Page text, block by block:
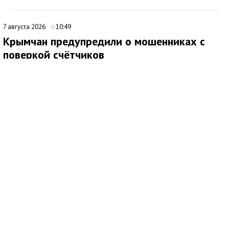
7 августа 2026 10:49
Крымчан предупредили о мошенниках с
поверкой счётчиков